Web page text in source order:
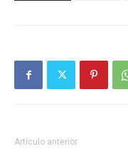
Artículo anterior